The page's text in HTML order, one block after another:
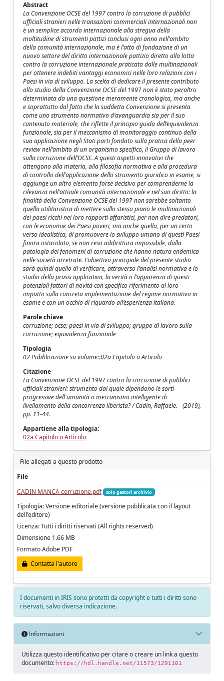
Abstract
La Convenzione OCSE del 1997 contro la corruzione di pubblici
ufficiali stranieri nelle transazioni commerciali internazionali non
è un semplice accordo internazionale alla stregua della
moltitudine di strumenti pattizi conclusi ogni anno nell’ambito
della comunità internazionale, ma è l’atto di fondazione di un
nuovo settore del diritto internazionale pattizio diretto alla lotta
contro la corruzione internazionale praticata dalle multinazionali
per ottenere indebiti vantaggi economici nelle loro relazioni con i
Paesi in via di sviluppo. La scelta di dedicare il presente contributo
allo studio della Convenzione OCSE del 1997 non è stato peraltro
determinata da una questione meramente cronologica, ma anche
e soprattutto dal fatto che la suddetta Convenzione si presenta
come uno strumento normativo d’avanguardia sia per il suo
contenuto materiale, che riflette il principio guida dell’equivalenza
funzionale, sia per il meccanismo di monitoraggio continuo della
sua applicazione negli Stati parti fondato sulla pratica della peer
review nell’ambito di un organismo specifico, il Gruppo di lavoro
sulla corruzione dell’OCSE. A questi aspetti innovativi che
attengono alla materia, alla filosofia normativa e alla procedura
di controllo dell’applicazione dello strumento giuridico in esame, si
aggiunge un altro elemento forse decisivo per comprenderne la
rilevanza nell’attuale comunità internazionale e nel suo diritto: la
finalità della Convenzione OCSE del 1997 non sarebbe soltanto
quella utilitaristica di mettere sullo stesso piano le multinazionali
dei paesi ricchi nei loro rapporti affaristici, per non dire predatori,
con le economie dei Paesi poveri, ma anche quella, per un certo
verso idealistica, di promuovere lo sviluppo umano di questi Paesi
finora ostacolato, se non reso addirittura impossibile, dalla
patologia dei fenomeni di corruzione che hanno natura endemica
nelle società arretrate. L’obiettivo principale del presente studio
sarà quindi quello di verificare, attraverso l’analisi normativa e lo
studio della prassi applicativa, la verità o l’apparenza di questi
potenziali fattori di novità con specifico riferimento al loro
impatto sulla concreta implementazione del regime normativo in
esame e con un occhio di riguardo all’esperienza italiana.
Parole chiave
corruzione; ocse; paesi in via di sviluppo; gruppo di lavoro sulla
corruzione; equivalenza funzionale
Tipologia
02 Pubblicazione su volume::02a Capitolo o Articolo
Citazione
La Convenzione OCSE del 1997 contro la corruzione di pubblici
ufficiali stranieri: strumento dal quale dipendono le sorti
progressive dell'umanità o meccanismo intelligente di
livellamento della concorrenza liberista? / Cadin, Raffaele. - (2019),
pp. 11-44.
Appartiene alla tipologia:
02a Capitolo o Articolo
File allegati a questo prodotto
File
CADIN MANCA corruzione.pdf
solo gestori archivio
Tipologia: Versione editoriale (versione pubblicata con il layout
dell'editore)
Licenza: Tutti i diritti riservati (All rights reserved)
Dimensione 1.66 MB
Formato Adobe PDF
Contatta l'autore
I documenti in IRIS sono protetti da copyright e tutti i diritti sono
riservati, salvo diversa indicazione.
Informazioni
Utilizza questo identificativo per citare o creare un link a questo
documento: https://hdl.handle.net/11573/1291101